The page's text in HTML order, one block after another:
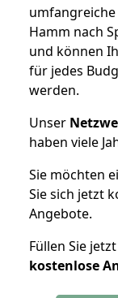
Hamm nach
und können
für jedes
werden.
Unser
haben viele
Sie möchten
Sie sich jetzt
Angebote.
Füllen Sie
kostenlose